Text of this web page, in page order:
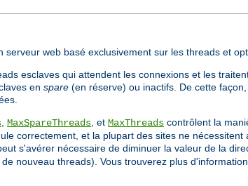
web basé exclusivement sur les threads et
esclaves qui attendent les connexions et les
en spare (en réserve) ou inactifs. De cette
, MaxSpareThreads, et MaxThreads contrôlent la
correctement, et la plupart des sites ne
s'avérer nécessaire de diminuer la valeur de la
nouveau threads). Vous trouverez plus